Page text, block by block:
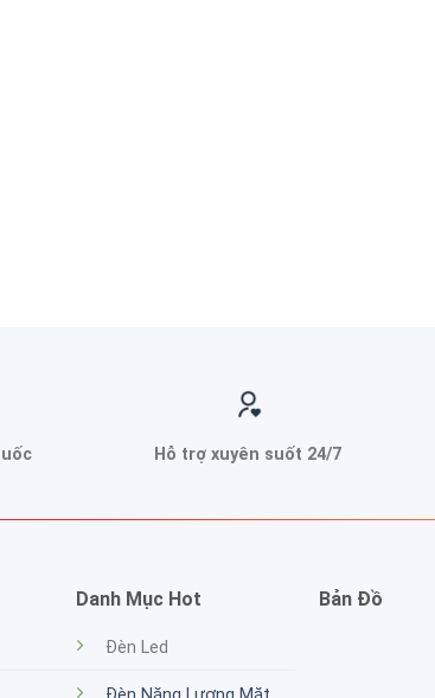
Hỗ trợ xuyên suốt 24/7
Danh Mục Hot
Đèn Led
Bản Đồ